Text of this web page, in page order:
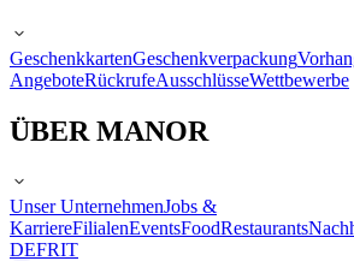
GeschenkkartenGeschenkverpackung
AngeboteRückrufeAusschlüsseWettbewerbe
ÜBER MANOR
Unser UnternehmenJobs &
KarriereFilialenEventsFoodRestaurants
DEFRIT